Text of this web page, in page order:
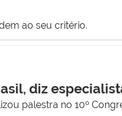
ao seu critério.
diz
palestra no 10º